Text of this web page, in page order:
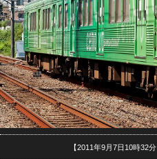
【2011年9月7日10時32